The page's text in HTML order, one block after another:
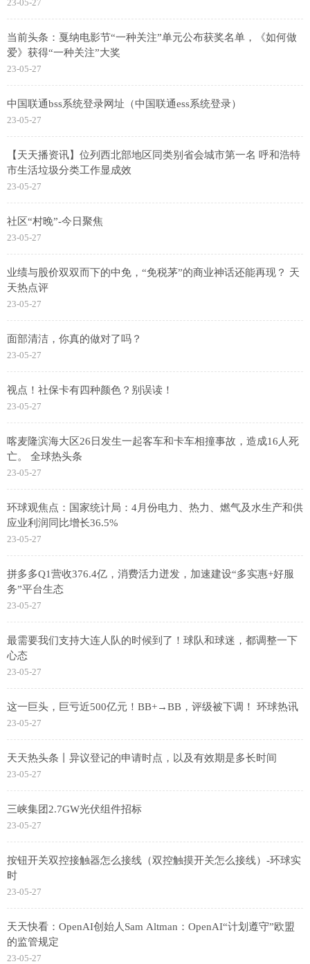
23-05-27
当前头条：戛纳电影节“一种关注”单元公布获奖名单，《如何做
爱》获得“一种关注”大奖
23-05-27
中国联通bss系统登录网址（中国联通ess系统登录）
23-05-27
【天天播资讯】位列西北部地区同类别省会城市第一名 呼和浩特
市生活垃圾分类工作显成效
23-05-27
社区“村晚”-今日聚焦
23-05-27
业绩与股价双双而下的中免，“免税茅”的商业神话还能再现？ 天
天热点评
23-05-27
面部清洁，你真的做对了吗？
23-05-27
视点！社保卡有四种颜色？别误读！
23-05-27
喀麦隆滨海大区26日发生一起客车和卡车相撞事故，造成16人死
亡。 全球热头条
23-05-27
环球观焦点：国家统计局：4月份电力、热力、燃气及水生产和供
应业利润同比增长36.5%
23-05-27
拼多多Q1营收376.4亿，消费活力迸发，加速建设“多实惠+好服
务”平台生态
23-05-27
最需要我们支持大连人队的时候到了！球队和球迷，都调整一下
心态
23-05-27
这一巨头，巨亏近500亿元！BB+→BB，评级被下调！ 环球热讯
23-05-27
天天热头条丨异议登记的申请时点，以及有效期是多长时间
23-05-27
三峡集团2.7GW光伏组件招标
23-05-27
按钮开关双控接触器怎么接线（双控触摸开关怎么接线）-环球实
时
23-05-27
天天快看：OpenAI创始人Sam Altman：OpenAI“计划遵守”欧盟
的监管规定
23-05-27